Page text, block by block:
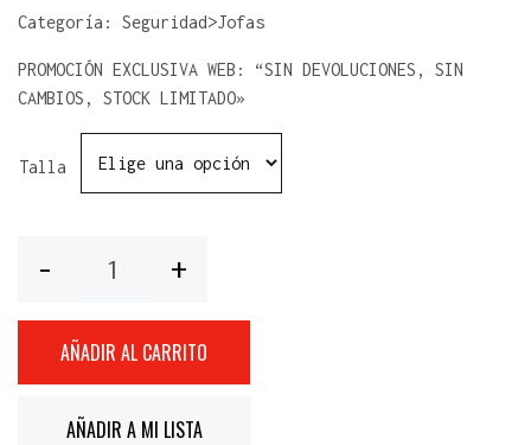
Categoría: Seguridad>Jofas
PROMOCIÓN EXCLUSIVA WEB: “SIN DEVOLUCIONES, SIN
CAMBIOS, STOCK LIMITADO»
Talla
AÑADIR AL CARRITO
AÑADIR A MI LISTA